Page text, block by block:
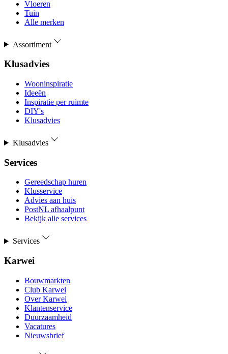
Vloeren
Tuin
Alle merken
Assortiment
Klusadvies
Wooninspiratie
Ideeën
Inspiratie per ruimte
DIY's
Klusadvies
Klusadvies
Services
Gereedschap huren
Klusservice
Advies aan huis
PostNL afhaalpunt
Bekijk alle services
Services
Karwei
Bouwmarkten
Club Karwei
Over Karwei
Klantenservice
Duurzaamheid
Vacatures
Nieuwsbrief